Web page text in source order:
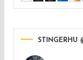
STINGERHU